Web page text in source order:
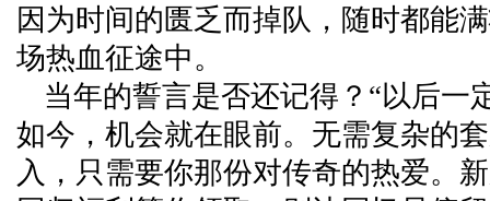
因为时间的匮乏而掉队，随时都能
场热血征途中。
当年的誓言是否还记得？“以后一
如今，机会就在眼前。无需复杂的
入，只需要你那份对传奇的热爱。